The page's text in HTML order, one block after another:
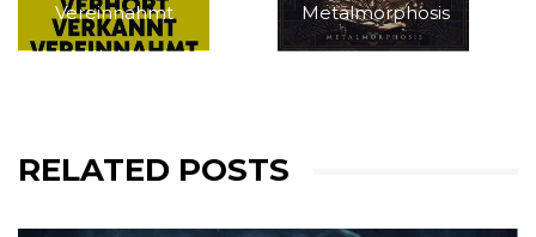
Vereinnahmt
Metalmorphosis
RELATED POSTS